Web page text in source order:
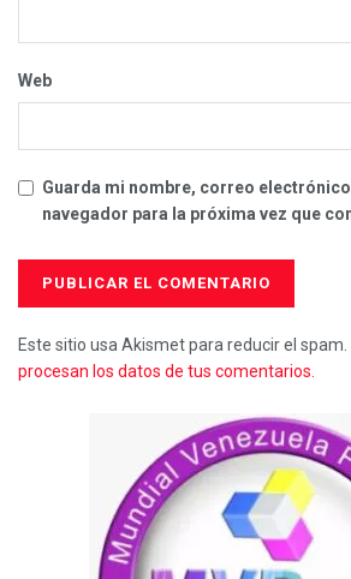
Web
Guarda mi nombre, correo electrónico
navegador para la próxima vez que
Este sitio usa Akismet para reducir el spam.
procesan los datos de tus comentarios.